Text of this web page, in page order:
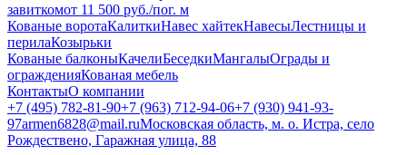
завиткомот 11 500 руб./пог. м
Кованые воротаКалиткиНавес хайтекНавесыЛестницы и
перилаКозырьки
Кованые балконыКачелиБеседкиМангалыОграды и
огражденияКованая мебель
КонтактыО компании
+7 (495) 782-81-90+7 (963) 712-94-06+7 (930) 941-93-
97armen6828@mail.ruМосковская область, м. о. Истра, село
Рождествено, Гаражная улица, 88